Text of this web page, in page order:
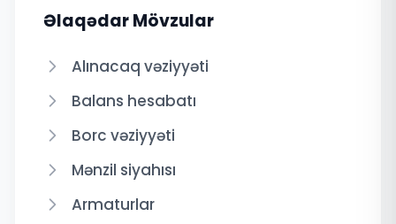
Əlaqədar Mövzular
Alınacaq vəziyyəti
Balans hesabatı
Borc vəziyyəti
Mənzil siyahısı
Armaturlar